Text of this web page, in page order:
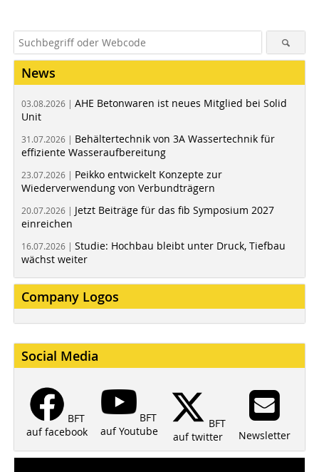
News
03.08.2026 | AHE Betonwaren ist neues Mitglied bei Solid
Unit
31.07.2026 | Behältertechnik von 3A Wassertechnik für
effiziente Wasseraufbereitung
23.07.2026 | Peikko entwickelt Konzepte zur
Wiederverwendung von Verbundträgern
20.07.2026 | Jetzt Beiträge für das fib Symposium 2027
einreichen
16.07.2026 | Studie: Hochbau bleibt unter Druck, Tiefbau
wächst weiter
Company Logos
Social Media
BFT
auf facebook
BFT
auf Youtube
BFT
auf twitter
Newsletter